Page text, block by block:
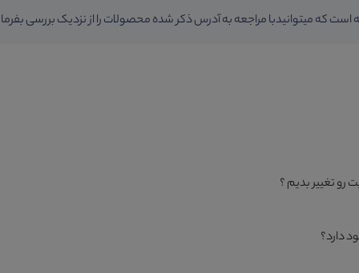
که میتوانیدبا مراجعه به آدرس ذکر شده محصولات را از نزدیک بررسی
تغییر بدیم ؟
دارد؟